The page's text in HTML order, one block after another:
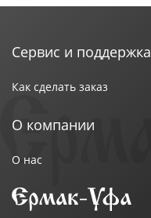
Сервис и поддержка
Как сделать заказ
О компании
О нас